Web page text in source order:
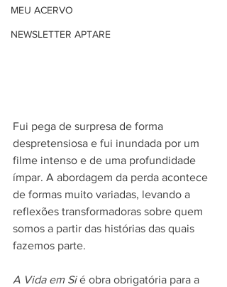
MEU ACERVO
NEWSLETTER APTARE
Fui pega de surpresa de forma
despretensiosa e fui inundada por um
filme intenso e de uma profundidade
ímpar. A abordagem da perda acontece
de formas muito variadas, levando a
reflexões transformadoras sobre quem
somos a partir das histórias das quais
fazemos parte.
A Vida em Si é obra obrigatória para a